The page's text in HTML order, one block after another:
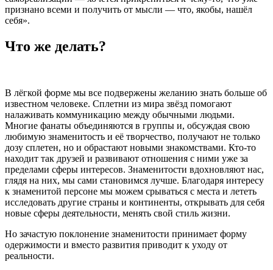
признано всеми и получить от мысли — что, якобы, нашёл
себя».
Что же делать?
В лёгкой форме мы все подвержены желанию знать больше об
известном человеке. Сплетни из мира звёзд помогают
налаживать коммуникацию между обычными людьми.
Многие фанаты объединяются в группы и, обсуждая свою
любимую знаменитость и её творчество, получают не только
дозу сплетен, но и обрастают новыми знакомствами. Кто-то
находит так друзей и развивают отношения с ними уже за
пределами сферы интересов. Знаменитости вдохновляют нас,
глядя на них, мы сами становимся лучше. Благодаря интересу
к знаменитой персоне мы можем срываться с места и лететь
исследовать другие страны и континенты, открывать для себя
новые сферы деятельности, менять свой стиль жизни.
Но зачастую поклонение знаменитости принимает форму
одержимости и вместо развития приводит к уходу от
реальности.